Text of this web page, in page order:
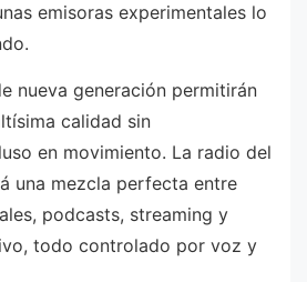
emisoras experimentales lo
nueva generación permitirán
calidad sin
en movimiento. La radio del
una mezcla perfecta entre
podcasts, streaming y
todo controlado por voz y